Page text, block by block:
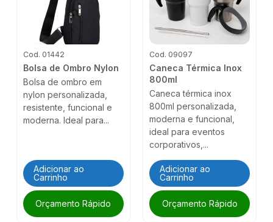
Cod. 01442
Bolsa de Ombro Nylon
Bolsa de ombro em
nylon personalizada,
resistente, funcional e
moderna. Ideal para...
Adicionar ao
Carrinho
Orçamento Rápido
Cod. 09097
Caneca Térmica Inox
800ml
Caneca térmica inox
800ml personalizada,
moderna e funcional,
ideal para eventos
corporativos,...
Adicionar ao
Carrinho
Orçamento Rápido